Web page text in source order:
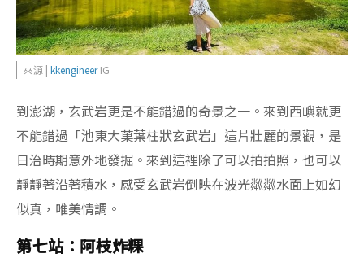
來源 | kkengineerIG
到澎湖，玄武岩更是不能錯過的奇景之一。來到西嶼就更
不能錯過「池東大菓葉柱狀玄武岩」這片壯麗的景觀，是
日治時期意外地發掘。來到這裡除了可以拍拍照，也可以
靜靜著沿著積水，感受玄武岩倒映在波光粼粼水面上如幻
似真，唯美情調。
第七站：阿枝炸粿